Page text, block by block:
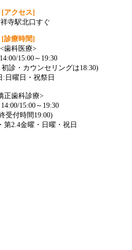
[アクセス]
祥寺駅北口すぐ
[診療時間]
<歯科医療>
15:00～19:30
診・カウンセリングは18:30)
:日曜日・祝祭日
正歯科診療>
15:00～19:30
受付時間19:00)
第2.4金曜・日曜・祝日